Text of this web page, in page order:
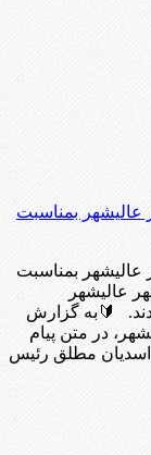
عالیشهر بمناسبت
عالیشهر بمناسبت
عالیشهر
🔰به گزارش
در متن پیام
مطلق رئیس